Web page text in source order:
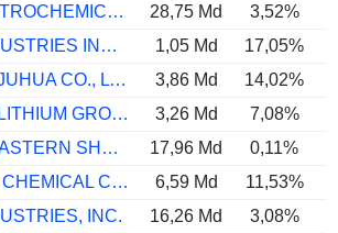
HENGLI PETROCHEMICAL CO.,LTD.
28,75 Md 3,52%
SOLAR INDUSTRIES INDIA LIMITED
1,05 Md 17,05%
ZHEJIANG JUHUA CO., LTD.
3,86 Md 14,02%
GANFENG LITHIUM GROUP CO., LTD.
3,26 Md 7,08%
JIANGSU EASTERN SHENGHONG CO.,LTD.
17,96 Md 0,11%
SATELLITE CHEMICAL CO.,LTD.
6,59 Md 11,53%
INC.
16,26 Md 3,08%